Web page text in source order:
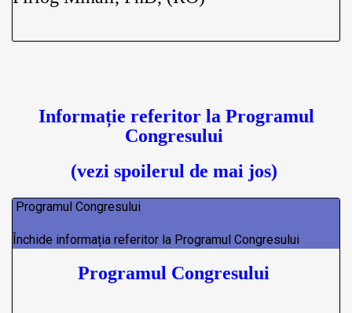
Informație referitor la Programul
Congresului
(vezi spoilerul de mai jos)
Programul Congresului
Închide informația referitor la Programul Congresului
Programul Congresului